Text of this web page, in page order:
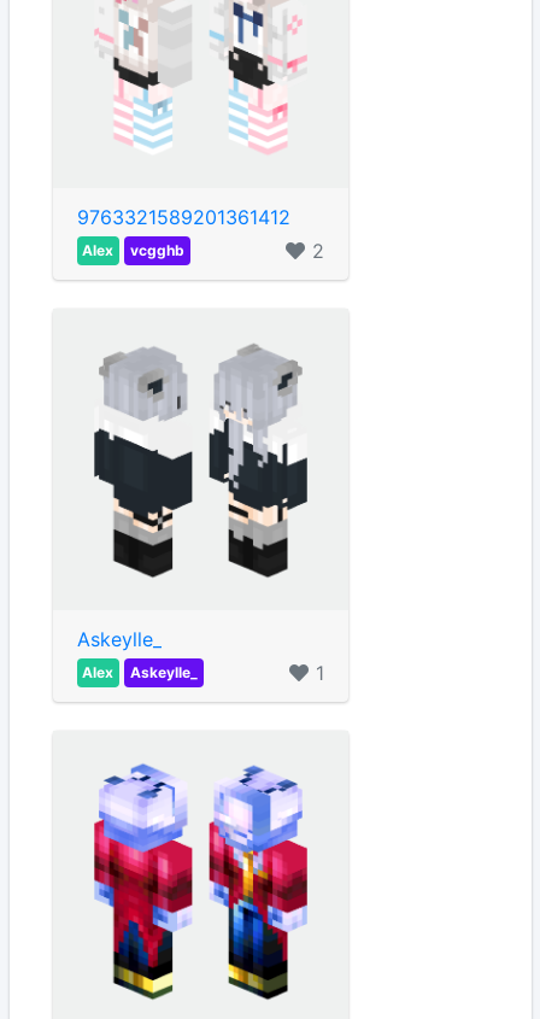
9763321589201361412
Alex vcgghb 2
Askeylle_
Alex Askeylle_ 1